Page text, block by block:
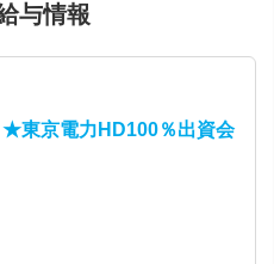
与情報
★東京電力HD100％出資会